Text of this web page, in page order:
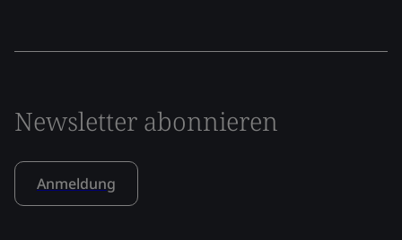
Newsletter abonnieren
Anmeldung